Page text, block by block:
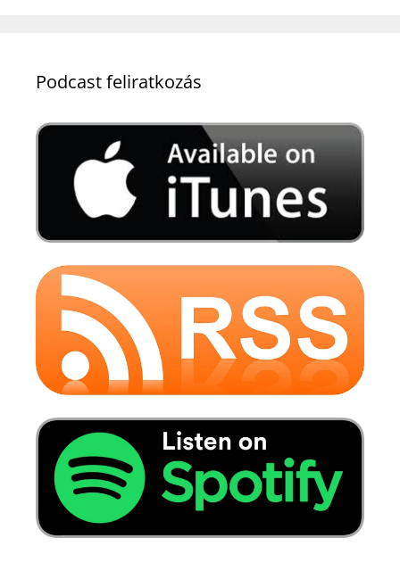
Podcast feliratkozás